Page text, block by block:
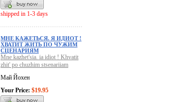
shipped in 1-3 days
МНЕ КАЖЕТЬСЯ. Я ИДИОТ !
ХВАТИТ ЖИТЬ ПО ЧУЖИМ
СЦЕНАРИЯМ
Mne kazhet'sia. ia idiot ! Khvatit
zhit' po chuzhim stsenariiam
Май Йохен
Your Price: $19.95